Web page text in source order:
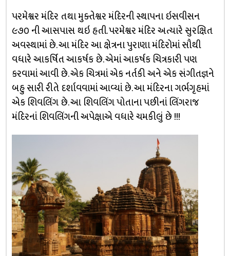
પરમેશ્વર મંદિર તથા મુક્તેશ્વર મંદિરની સ્થાપના ઇસવીસન
૯૭૦ ની આસપાસ થઇ હતી. પરમેશ્વર મંદિર અત્યારે સુરક્ષિત
અવસ્થામાં છે. આ મંદિર આ ક્ષેત્રના પુરાણા મંદિરોમાં સૌથી
વધારે આકર્ષિત આકર્ષક છે. એમાં આકર્ષક ચિત્રકારી પણ
કરવામાં આવી છે. એક ચિત્રમાં એક નર્તકી અને એક સંગીતજ્ઞને
બહુ સારી રીતે દર્શાવવામાં આવ્યાં છે. આ મંદિરના ગર્ભગૃહમાં
એક શિવલિંગ છે. આ શિવલિંગ પોતાના પછીનાં લિંગરાજ
મંદિરનાં શિવલિંગની અપેક્ષાએ વધારે ચમકીલું છે !!!